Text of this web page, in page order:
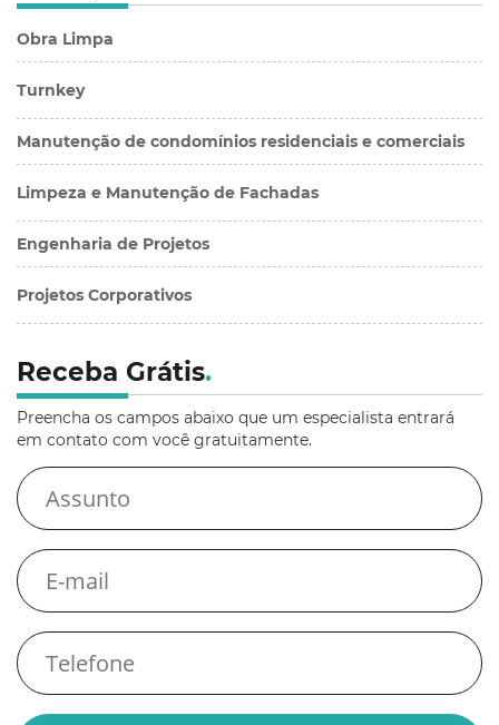
Obra Limpa
Turnkey
Manutenção de condomínios residenciais e comerciais
Limpeza e Manutenção de Fachadas
Engenharia de Projetos
Projetos Corporativos
Receba Grátis.
Preencha os campos abaixo que um especialista entrará
em contato com você gratuitamente.